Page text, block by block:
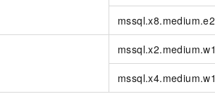
mssql.x8.medium.e2
mssql.x2.medium.w1
mssql.x4.medium.w1